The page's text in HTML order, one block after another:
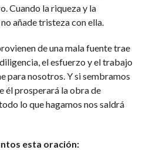
Cuando la riqueza y la
añade tristeza con ella.
de una mala fuente trae
el esfuerzo y el trabajo
para nosotros. Y si sembramos
él prosperará la obra de
lo que hagamos nos saldrá
esta oración: